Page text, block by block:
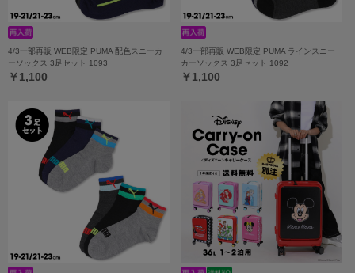
4/3一部再販 WEB限定 PUMA 配色スニーカ
ーソックス 3足セット 1093
￥1,100
4/3一部再販 WEB限定 PUMA ラインスニー
カーソックス 3足セット 1092
￥1,100